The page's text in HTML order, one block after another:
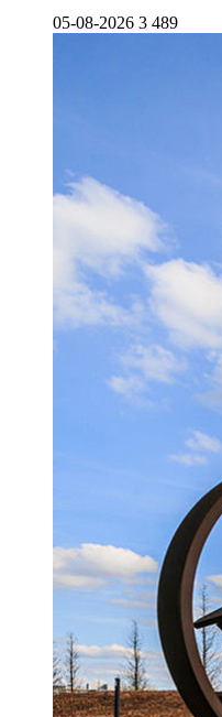
05-08-2026 3 489